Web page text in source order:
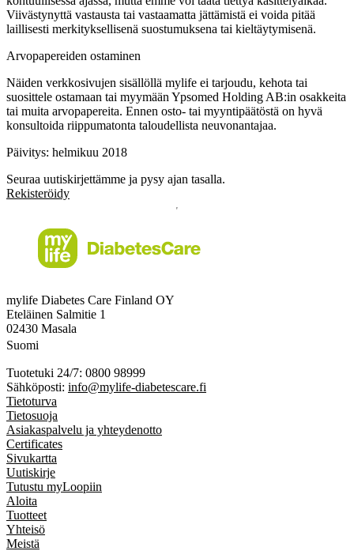
Viivästynyttä vastausta tai vastaamatta jättämistä ei voida pitää
laillisesti merkityksellisenä suostumuksena tai kieltäytymisenä.
Arvopapereiden ostaminen
Näiden verkkosivujen sisällöllä mylife ei tarjoudu, kehota tai
suosittele ostamaan tai myymään Ypsomed Holding AB:in osakkeita
tai muita arvopapereita. Ennen osto- tai myyntipäätöstä on hyvä
konsultoida riippumatonta taloudellista neuvonantajaa.
Päivitys: helmikuu 2018
Seuraa uutiskirjettämme ja pysy ajan tasalla.
Rekisteröidy
mylife Diabetes Care Finland OY
Eteläinen Salmitie 1
02430 Masala
Suomi
Tuotetuki 24/7: 0800 98999
Sähköposti: info@mylife-diabetescare.fi
Tietoturva
Tietosuoja
Asiakaspalvelu ja yhteydenotto
Certificates
Sivukartta
Uutiskirje
Tutustu myLoopiin
Aloita
Tuotteet
Yhteisö
Meistä